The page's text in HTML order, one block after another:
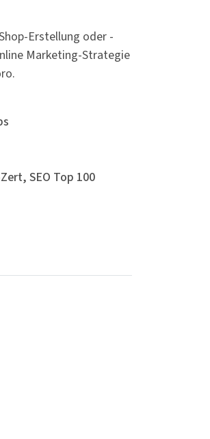
Erstellung oder -
Marketing-Strategie
SEO Top 100